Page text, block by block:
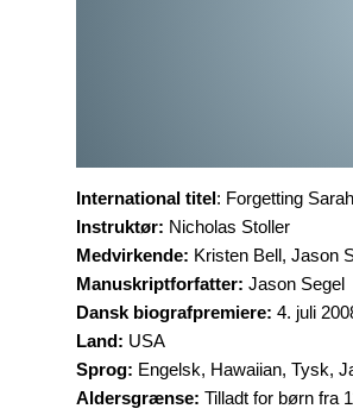
International titel: Forgetting
Instruktør: Nicholas Stoller
Medvirkende: Kristen Bell, Jason
Manuskriptforfatter: Jason Segel
Dansk biografpremiere: 4. juli
Land: USA
Sprog: Engelsk, Hawaiian, Tysk,
Aldersgrænse: Tilladt for børn fra